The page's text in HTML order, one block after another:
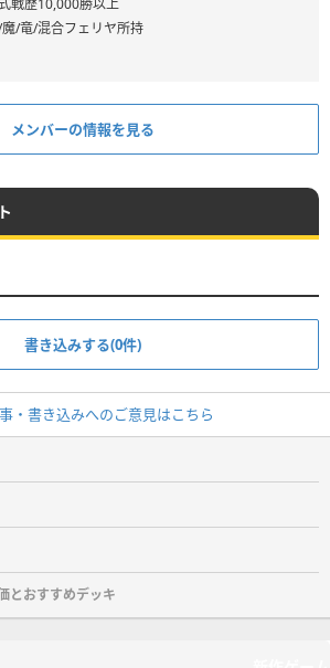
戦歴10,000勝以上
/竜/混合フェリヤ所持
メンバーの情報を見る
書き込みする(0件)
・書き込みへのご意見はこちら
とおすすめデッキ